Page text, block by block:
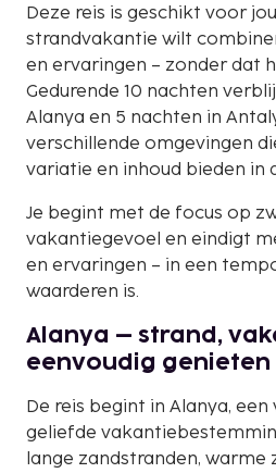
Deze reis is geschikt voor
strandvakantie wilt
en ervaringen – zonder dat
Gedurende 10 nachten
Alanya en 5 nachten in
verschillende omgevingen
variatie en inhoud bieden in
Je begint met de focus op
vakantiegevoel en eindigt
en ervaringen – in een
waarderen is.
Alanya – strand,
eenvoudig genieten
De reis begint in Alanya,
geliefde
lange zandstranden, warme